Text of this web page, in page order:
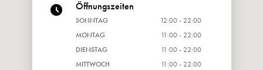
Öffnungszeiten
SONNTAG
12:00 - 22:00
MONTAG
11:00 - 22:00
DIENSTAG
11:00 - 22:00
MITTWOCH
11:00 - 22:00